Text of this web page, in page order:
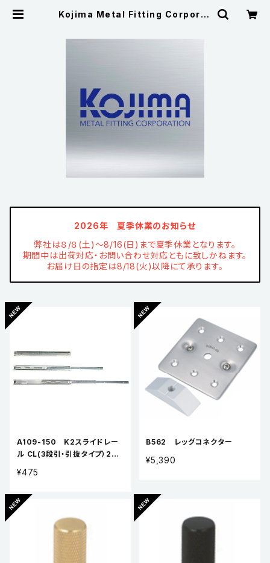
Kojima Metal Fitting Corporat
2026年 夏季休業のお知らせ
弊社は８/８(土)～8/16(日)まで夏季休業となります。
期間中は出荷対応・お問い合わせ対応ともに致しかねます。
お届け日の指定は8/18(火)以降にて承ります。
A109-150 K2スライドレー
ル CL(3段引・引抜タイプ）2本
¥475
B562 レッグコネクター
¥5,390